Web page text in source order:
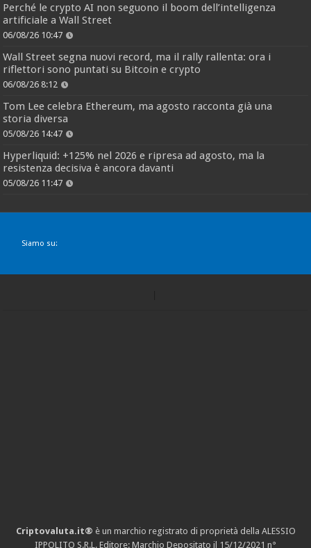
Perché le crypto AI non seguono il boom dell’intelligenza
artificiale a Wall Street
06/08/26 10:47
Wall Street segna nuovi record, ma il rally rallenta: ora i
riflettori sono puntati su Bitcoin e crypto
06/08/26 8:12
Tom Lee celebra Ethereum, ma agosto racconta già una
storia diversa
05/08/26 14:47
Hyperliquid: +125% nel 2026 e ripresa ad agosto, ma la
resistenza decisiva è ancora davanti
05/08/26 11:47
Siamo su:
Criptovaluta.it® è un marchio registrato di proprietà della ALESSIO
IPPOLITO S.R.L. Editore: Marchio Depositato il 15/12/2021 n°